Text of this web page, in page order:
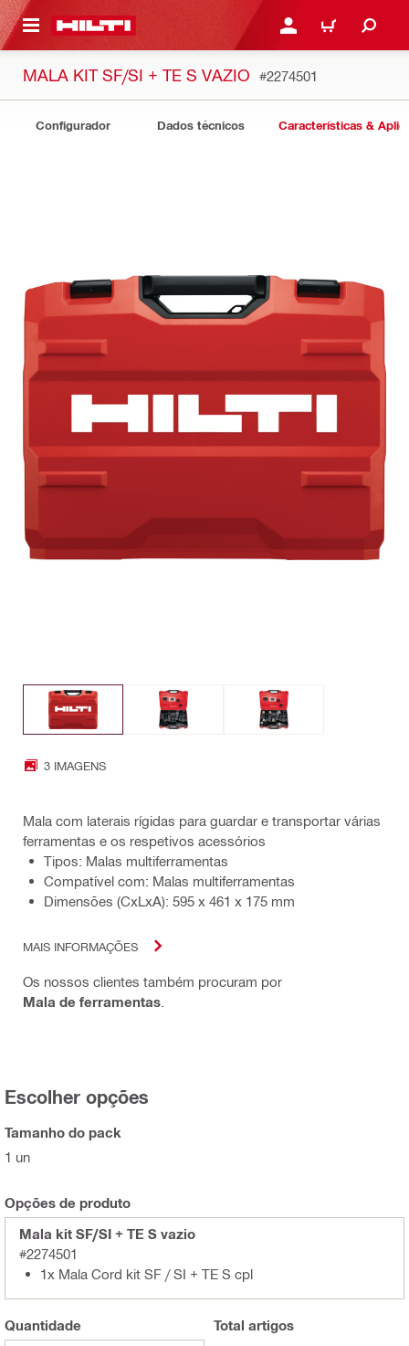
CONTENT ENTRAR OU REGISTAR
CARRINHO
MALA KIT SF/SI + TE S VAZIO #2274501
Configurador Dados técnicos Características &
3 IMAGENS
Mala com laterais rígidas para guardar e transportar várias
ferramentas e os respetivos acessórios
Tipos: Malas multiferramentas
Compatível com: Malas multiferramentas
Dimensões (CxLxA): 595 x 461 x 175 mm
MAIS INFORMAÇÕES
Os nossos clientes também procuram por
Mala de ferramentas
Escolher opções
Tamanho do pack
1 un
Opções de produto
Mala kit SF/SI + TE S vazio
#2274501
1x Mala Cord kit SF / SI + TE S cpl
Quantidade Total artigos